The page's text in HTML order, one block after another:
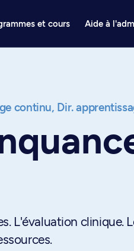
et cours Aide à
continu, Dir.
L'évaluation clinique.